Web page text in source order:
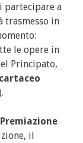
a
trasmesso in
le opere in
Principato,
il